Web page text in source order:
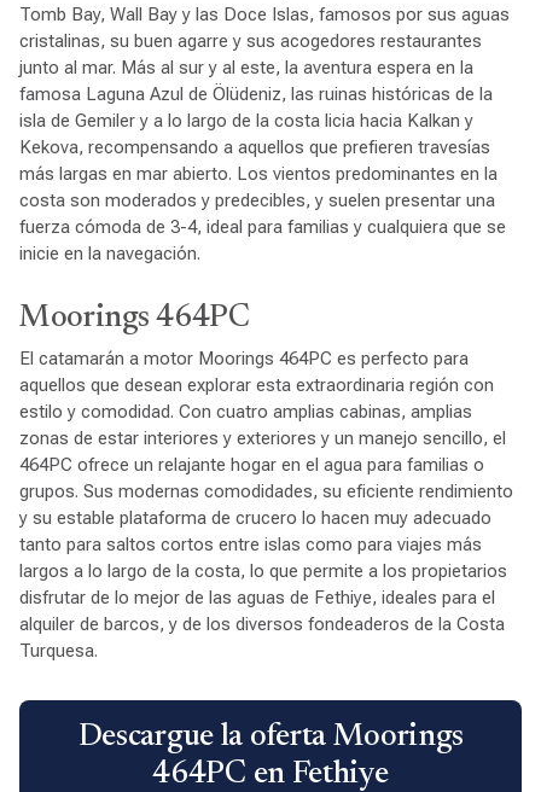
Tomb Bay, Wall Bay y las Doce Islas, famosos por sus aguas
cristalinas, su buen agarre y sus acogedores restaurantes
junto al mar. Más al sur y al este, la aventura espera en la
famosa Laguna Azul de Ölüdeniz, las ruinas históricas de la
isla de Gemiler y a lo largo de la costa licia hacia Kalkan y
Kekova, recompensando a aquellos que prefieren travesías
más largas en mar abierto. Los vientos predominantes en la
costa son moderados y predecibles, y suelen presentar una
fuerza cómoda de 3-4, ideal para familias y cualquiera que se
inicie en la navegación.
Moorings 464PC
El catamarán a motor Moorings 464PC es perfecto para
aquellos que desean explorar esta extraordinaria región con
estilo y comodidad. Con cuatro amplias cabinas, amplias
zonas de estar interiores y exteriores y un manejo sencillo, el
464PC ofrece un relajante hogar en el agua para familias o
grupos. Sus modernas comodidades, su eficiente rendimiento
y su estable plataforma de crucero lo hacen muy adecuado
tanto para saltos cortos entre islas como para viajes más
largos a lo largo de la costa, lo que permite a los propietarios
disfrutar de lo mejor de las aguas de Fethiye, ideales para el
alquiler de barcos, y de los diversos fondeaderos de la Costa
Turquesa.
Descargue la oferta Moorings
464PC en Fethiye